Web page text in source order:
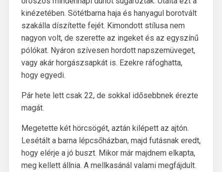
kinézetében. Sötétbarna haja és hanyagul borotvált
szakálla díszítette fejét. Kimondott stílusa nem
nagyon volt, de szerette az ingeket és az egyszínű
pólókat. Nyáron szívesen hordott napszemüveget,
vagy akár horgászsapkát is. Ezekre ráfoghatta,
hogy egyedi.
Pár hete lett csak 22, de sokkal idősebbnek érezte
magát.
Megetette két hörcsögét, aztán kilépett az ajtón.
Lesétált a barna lépcsőházban, majd futásnak eredt,
hogy elérje a jó buszt. Mikor már majdnem elkapta,
meg kellett állnia. A mellkasánál valami megfájdult.